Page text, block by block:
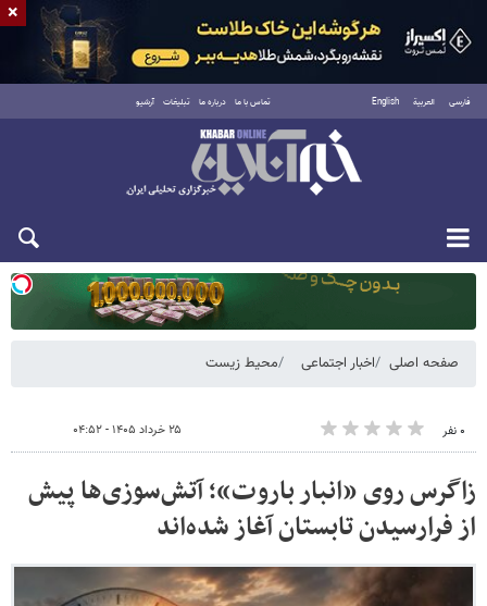
فارسی العربية English تماس با ما درباره ما تبلیغات آرشیو
دوشنبه ۱۹ مرداد ۱۴۰۵
صفحه اصلی اخبار اجتماعی محیط زیست
۰ نفر ۲۵ خرداد ۱۴۰۵ - ۰۴:۵۲
زاگرس روی «انبار باروت»؛ آتش‌سوزی‌ها پیش
از فرارسیدن تابستان آغاز شده‌اند
×